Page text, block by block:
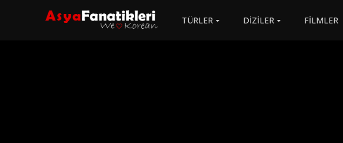
TÜRLER DİZİLER FİLMLER